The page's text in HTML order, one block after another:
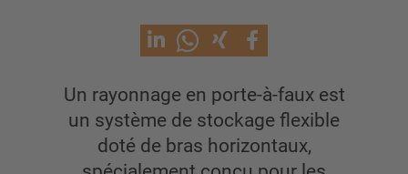
Un rayonnage en porte-à-faux est
un système de stockage flexible
doté de bras horizontaux,
Autres rayonnages cantilever